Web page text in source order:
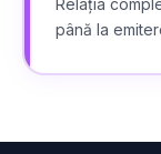
Relația
până la